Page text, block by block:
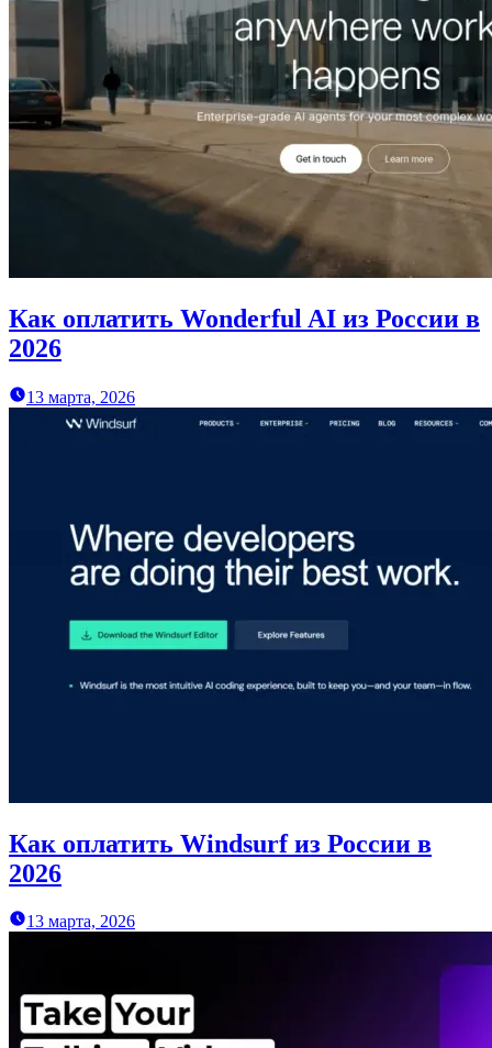
Как оплатить Wonderful AI из России в
2026
13 марта, 2026
Как оплатить Windsurf из России в
2026
13 марта, 2026